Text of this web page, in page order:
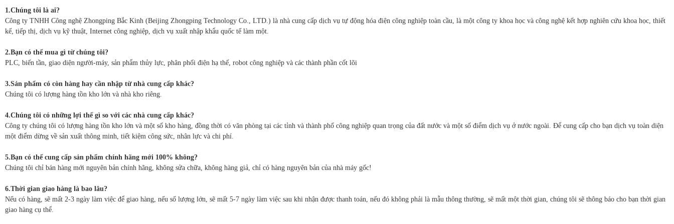
1.Chúng tôi là ai?
Công ty TNHH Công nghệ Zhongping Bắc Kinh (Beijing Zhongping Technology Co., LTD.) là nhà cung cấp dịch vụ tự động hóa điện công nghiệp toàn cầu, là một công ty khoa học và công nghệ kết hợp nghiên cứu khoa học, thiết
kế, tiếp thị, dịch vụ kỹ thuật, Internet công nghiệp, dịch vụ xuất nhập khẩu quốc tế làm một.
2.Bạn có thể mua gì từ chúng tôi?
PLC, biến tần, giao diện người-máy, sản phẩm thủy lực, phân phối điện hạ thế, robot công nghiệp và các thành phần cốt lõi
3.Sản phẩm có còn hàng hay cần nhập từ nhà cung cấp khác?
Chúng tôi có lượng hàng tồn kho lớn và nhà kho riêng.
4.Chúng tôi có những lợi thế gì so với các nhà cung cấp khác?
Công ty chúng tôi có lượng hàng tồn kho lớn và một số kho hàng, đồng thời có văn phòng tại các tỉnh và thành phố công nghiệp quan trọng của đất nước và một số điểm dịch vụ ở nước ngoài. Để cung cấp cho bạn dịch vụ toàn diện
một điểm dừng về sản xuất thông minh, tiết kiệm công sức, nhân lực và chi phí.
5.Bạn có thể cung cấp sản phẩm chính hãng mới 100% không?
Chúng tôi chỉ bán hàng mới nguyên bản chính hãng, không sửa chữa, không hàng giả, chỉ có hàng nguyên bản của nhà máy gốc!
6.Thời gian giao hàng là bao lâu?
Nếu có hàng, sẽ mất 2-3 ngày làm việc để giao hàng, nếu số lượng lớn, sẽ mất 5-7 ngày làm việc sau khi nhận được thanh toán, nếu đó không phải là mẫu thông thường, sẽ mất một thời gian, chúng tôi sẽ thông báo cho bạn thời gian
giao hàng cụ thể.